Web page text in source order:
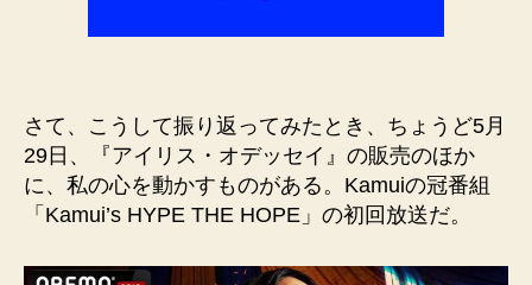
さて、こうして振り返ってみたとき、ちょうど5月
29日、『アイリス・オデッセイ』の販売のほか
に、私の心を動かすものがある。Kamuiの冠番組
「Kamui’s HYPE THE HOPE」の初回放送だ。